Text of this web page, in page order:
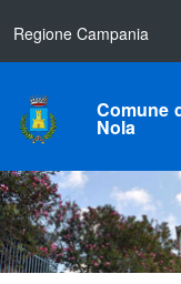
Regione Campania
Comune
Nola